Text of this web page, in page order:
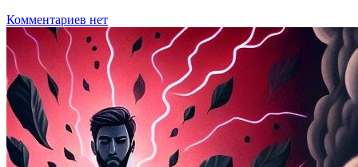
Комментариев нет